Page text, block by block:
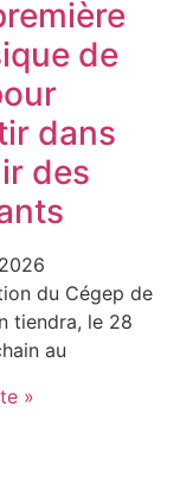
de
dans
des
du Cégep de
tiendra, le 28
au
»